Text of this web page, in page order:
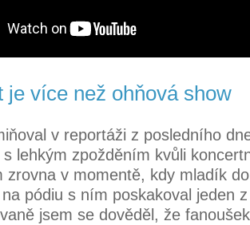
je více než ohňová show
v reportáži z posledního
s lehkým zpožděním kvůli
zrovna v momentě, kdy mladík
na pódiu s ním poskakoval jeden
jsem se dověděl, že